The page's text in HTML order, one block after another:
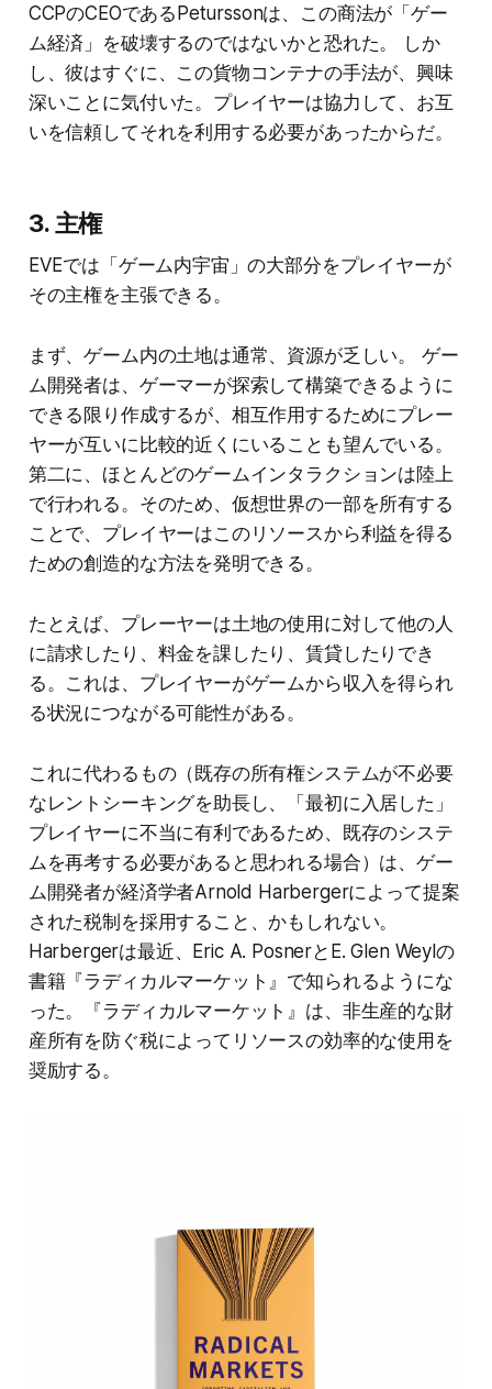
CCPのCEOであるPeturssonは、この商法が「ゲー
ム経済」を破壊するのではないかと恐れた。 しか
し、彼はすぐに、この貨物コンテナの手法が、興味
深いことに気付いた。プレイヤーは協力して、お互
いを信頼してそれを利用する必要があったからだ。
3. 主権
EVEでは「ゲーム内宇宙」の大部分をプレイヤーが
その主権を主張できる。
まず、ゲーム内の土地は通常、資源が乏しい。 ゲー
ム開発者は、ゲーマーが探索して構築できるように
できる限り作成するが、相互作用するためにプレー
ヤーが互いに比較的近くにいることも望んでいる。
第二に、ほとんどのゲームインタラクションは陸上
で行われる。そのため、仮想世界の一部を所有する
ことで、プレイヤーはこのリソースから利益を得る
ための創造的な方法を発明できる。
たとえば、プレーヤーは土地の使用に対して他の人
に請求したり、料金を課したり、賃貸したりでき
る。これは、プレイヤーがゲームから収入を得られ
る状況につながる可能性がある。
これに代わるもの（既存の所有権システムが不必要
なレントシーキングを助長し、「最初に入居した」
プレイヤーに不当に有利であるため、既存のシステ
ムを再考する必要があると思われる場合）は、ゲー
ム開発者が経済学者Arnold Harbergerによって提案
された税制を採用すること、かもしれない。
Harbergerは最近、Eric A. PosnerとE. Glen Weylの
書籍『ラディカルマーケット』で知られるようにな
った。『ラディカルマーケット』は、非生産的な財
産所有を防ぐ税によってリソースの効率的な使用を
奨励する。